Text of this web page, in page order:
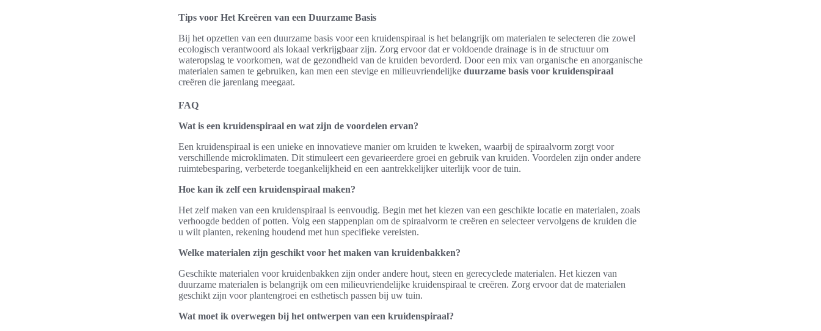
Tips voor Het Kreëren van een Duurzame Basis
Bij het opzetten van een duurzame basis voor een kruidenspiraal is het belangrijk om materialen te selecteren die zowel
ecologisch verantwoord als lokaal verkrijgbaar zijn. Zorg ervoor dat er voldoende drainage is in de structuur om
wateropslag te voorkomen, wat de gezondheid van de kruiden bevorderd. Door een mix van organische en anorganische
materialen samen te gebruiken, kan men een stevige en milieuvriendelijke duurzame basis voor kruidenspiraal
creëren die jarenlang meegaat.
FAQ
Wat is een kruidenspiraal en wat zijn de voordelen ervan?
Een kruidenspiraal is een unieke en innovatieve manier om kruiden te kweken, waarbij de spiraalvorm zorgt voor
verschillende microklimaten. Dit stimuleert een gevarieerdere groei en gebruik van kruiden. Voordelen zijn onder andere
ruimtebesparing, verbeterde toegankelijkheid en een aantrekkelijker uiterlijk voor de tuin.
Hoe kan ik zelf een kruidenspiraal maken?
Het zelf maken van een kruidenspiraal is eenvoudig. Begin met het kiezen van een geschikte locatie en materialen, zoals
verhoogde bedden of potten. Volg een stappenplan om de spiraalvorm te creëren en selecteer vervolgens de kruiden die
u wilt planten, rekening houdend met hun specifieke vereisten.
Welke materialen zijn geschikt voor het maken van kruidenbakken?
Geschikte materialen voor kruidenbakken zijn onder andere hout, steen en gerecyclede materialen. Het kiezen van
duurzame materialen is belangrijk om een milieuvriendelijke kruidenspiraal te creëren. Zorg ervoor dat de materialen
geschikt zijn voor plantengroei en esthetisch passen bij uw tuin.
Wat moet ik overwegen bij het ontwerpen van een kruidenspiraal?